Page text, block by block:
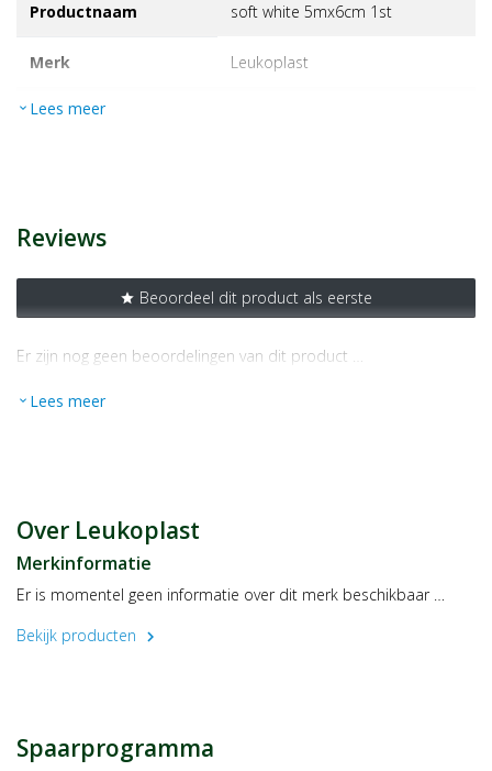
Productnaam soft white 5mx6cm 1st
Merk leukoplast
EAN
expand_more Lees meer
Reviews
star Beoordeel dit product als eerste
Er zijn nog geen beoordelingen van dit product …
expand_more Lees meer
Over Leukoplast
Merkinformatie
Er is momentel geen informatie over dit merk beschikbaar …
Bekijk producten
chevron_right
Spaarprogramma